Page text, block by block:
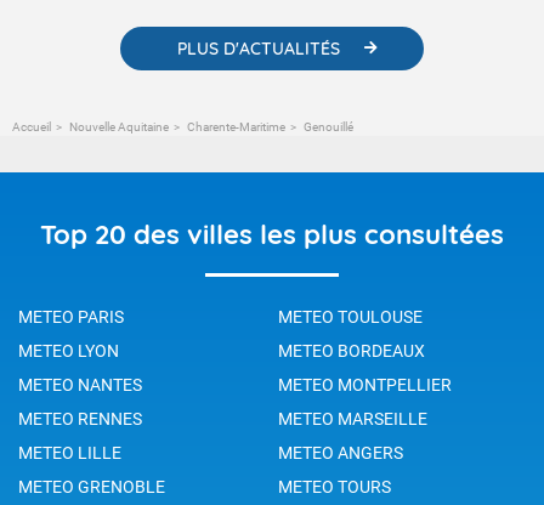
PLUS D'ACTUALITÉS
Accueil Nouvelle Aquitaine Charente-Maritime Genouillé
Top 20 des villes les plus consultées
METEO PARIS
METEO TOULOUSE
METEO LYON
METEO BORDEAUX
METEO NANTES
METEO MONTPELLIER
METEO RENNES
METEO MARSEILLE
METEO LILLE
METEO ANGERS
METEO GRENOBLE
METEO TOURS